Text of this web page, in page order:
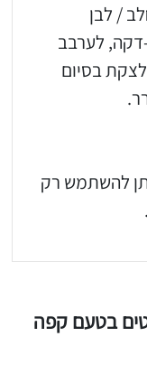
/ לבן
דקה, לערבב
בסיום
להשתמש רק